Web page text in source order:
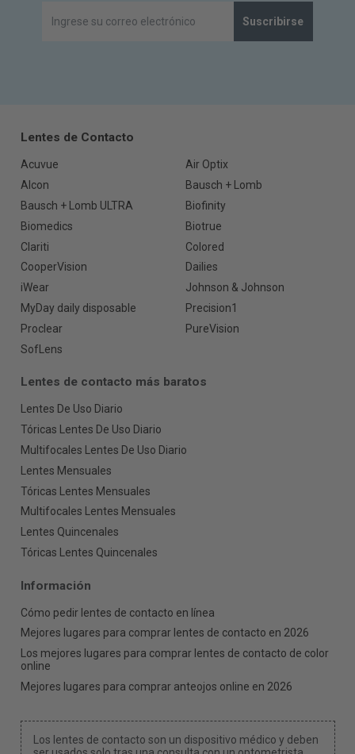
Suscribirse
Lentes de Contacto
Acuvue
Air Optix
Alcon
Bausch + Lomb
Bausch + Lomb ULTRA
Biofinity
Biomedics
Biotrue
Clariti
Colored
CooperVision
Dailies
iWear
Johnson & Johnson
MyDay daily disposable
Precision1
Proclear
PureVision
SofLens
Lentes de contacto más baratos
Lentes De Uso Diario
Tóricas Lentes De Uso Diario
Multifocales Lentes De Uso Diario
Lentes Mensuales
Tóricas Lentes Mensuales
Multifocales Lentes Mensuales
Lentes Quincenales
Tóricas Lentes Quincenales
Información
Cómo pedir lentes de contacto en línea
Mejores lugares para comprar lentes de contacto en 2026
Los mejores lugares para comprar lentes de contacto de color
online
Mejores lugares para comprar anteojos online en 2026
Los lentes de contacto son un dispositivo médico y deben